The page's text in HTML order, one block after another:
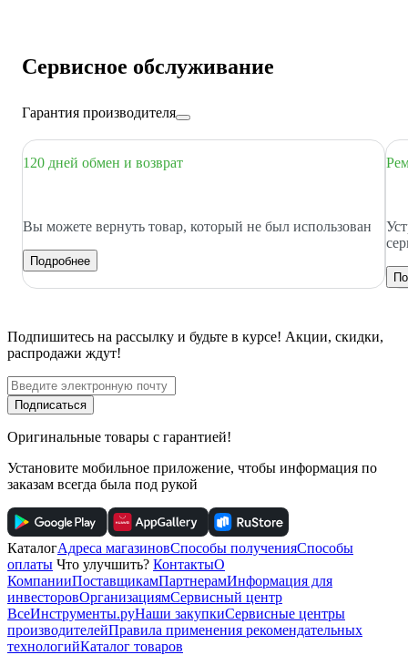
Сервисное обслуживание
Гарантия производителя
120 дней обмен и возврат
Вы можете вернуть товар, который не был использован
Подробнее
Подпишитесь на рассылку и будьте в курсе! Акции, скидки,
распродажи ждут!
Подписаться
Оригинальные товары с гарантией!
Установите мобильное приложение, чтобы информация по
заказам всегда была под рукой
КаталогАдреса магазиновСпособы полученияСпособы
оплаты Что улучшить? КонтактыО
КомпанииПоставщикамПартнерамИнформация для
инвесторовОрганизациямСервисный центр
ВсеИнструменты.руНаши закупкиСервисные центры
производителейПравила применения рекомендательных
технологийКаталог товаров